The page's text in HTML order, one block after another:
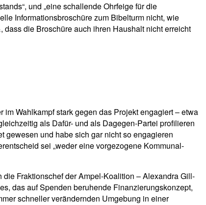
und „eine schallende Ohrfeige für die
Informationsbroschüre zum Bibelturm nicht, wie
die Broschüre auch ihren Haushalt nicht erreicht
Wahlkampf stark gegen das Projekt engagiert – etwa
als Dafür- und als Dagegen-Partei profilieren
gewesen und habe sich gar nicht so engagieren
sei „weder eine vorgezogene Kommunal-
Fraktionschef der Ampel-Koalition – Alexandra Gill-
das auf Spenden beruhende Finanzierungskonzept,
schneller verändernden Umgebung in einer